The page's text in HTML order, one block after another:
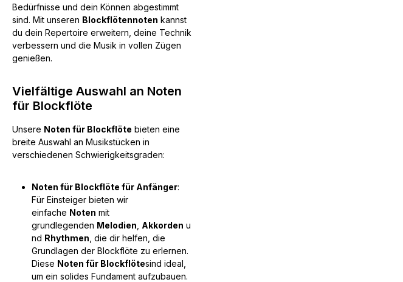
Bedürfnisse und dein Können abgestimmt
sind. Mit unseren Blockflötennoten kannst
du dein Repertoire erweitern, deine Technik
verbessern und die Musik in vollen Zügen
genießen.
Vielfältige Auswahl an Noten
für Blockflöte
Unsere Noten für Blockflöte bieten eine
breite Auswahl an Musikstücken in
verschiedenen Schwierigkeitsgraden:
Noten für Blockflöte für Anfänger:
Für Einsteiger bieten wir
einfache Noten mit
grundlegenden Melodien Akkorden u
nd Rhythmen , die dir helfen, die
Grundlagen der Blockflöte zu erlernen.
Diese Noten für Blockflötesind ideal,
um ein solides Fundament aufzubauen.